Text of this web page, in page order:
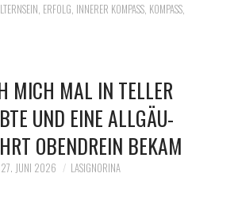
ERFOLG INNERER KOMPASS, KOMPASS,
MICH MAL IN TELLER
UND EINE ALLGÄU-
OBENDREIN BEKAM
27. JUNI 2026 LASIGNORINA